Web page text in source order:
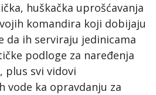
huškačka uprošćavanja
komandira koji dobijaju
da ih serviraju jedinicama
podloge za naređenja
plus svi vidovi
vode ka opravdanju za